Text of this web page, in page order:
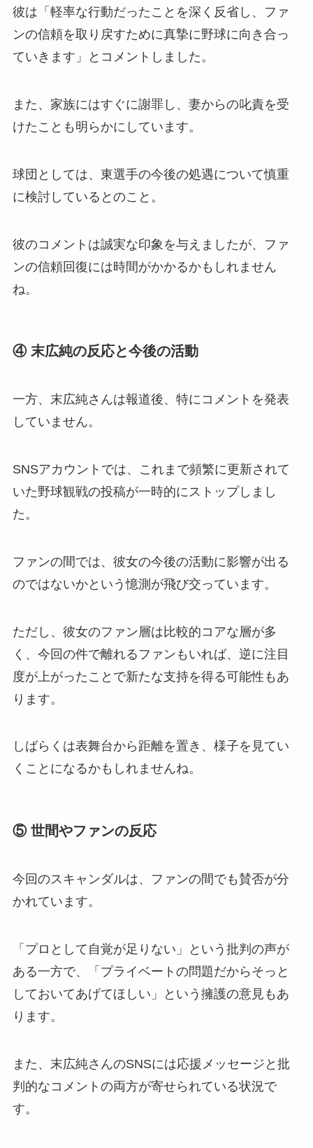
彼は「軽率な行動だったことを深く反省し、ファ
ンの信頼を取り戻すために真摯に野球に向き合っ
ていきます」とコメントしました。
また、家族にはすぐに謝罪し、妻からの叱責を受
けたことも明らかにしています。
球団としては、東選手の今後の処遇について慎重
に検討しているとのこと。
彼のコメントは誠実な印象を与えましたが、ファ
ンの信頼回復には時間がかかるかもしれません
ね。
④ 末広純の反応と今後の活動
一方、末広純さんは報道後、特にコメントを発表
していません。
SNSアカウントでは、これまで頻繁に更新されて
いた野球観戦の投稿が一時的にストップしまし
た。
ファンの間では、彼女の今後の活動に影響が出る
のではないかという憶測が飛び交っています。
ただし、彼女のファン層は比較的コアな層が多
く、今回の件で離れるファンもいれば、逆に注目
度が上がったことで新たな支持を得る可能性もあ
ります。
しばらくは表舞台から距離を置き、様子を見てい
くことになるかもしれませんね。
⑤ 世間やファンの反応
今回のスキャンダルは、ファンの間でも賛否が分
かれています。
「プロとして自覚が足りない」という批判の声が
ある一方で、「プライベートの問題だからそっと
しておいてあげてほしい」という擁護の意見もあ
ります。
また、末広純さんのSNSには応援メッセージと批
判的なコメントの両方が寄せられている状況で
す。